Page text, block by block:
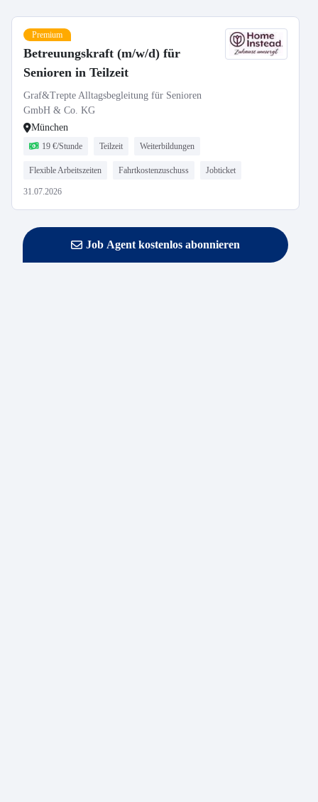
Premium
Betreuungskraft (m/w/d) für
Senioren in Teilzeit
Graf&Trepte Alltagsbegleitung für Senioren
GmbH & Co. KG
München
19 €/Stunde Teilzeit Weiterbildungen
Flexible Arbeitszeiten Fahrtkostenzuschuss Jobticket
31.07.2026
Job Agent kostenlos abonnieren